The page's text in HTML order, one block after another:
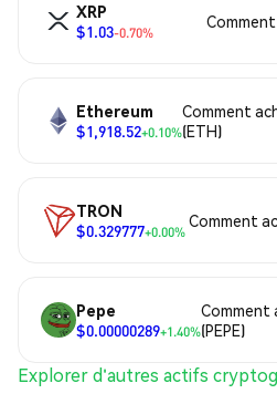
XRP
$1.03-0.70%
Comment
Ethereum
$1,918.52+0.10%
Comment
(ETH)
TRON
$0.329777+0.00%
Comment
Pepe
$0.00000289+1.40%
Comment
(PEPE)
Explorer d'autres actifs